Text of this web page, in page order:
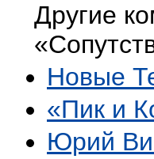
Другие
Новые
«Пик и
Юрий